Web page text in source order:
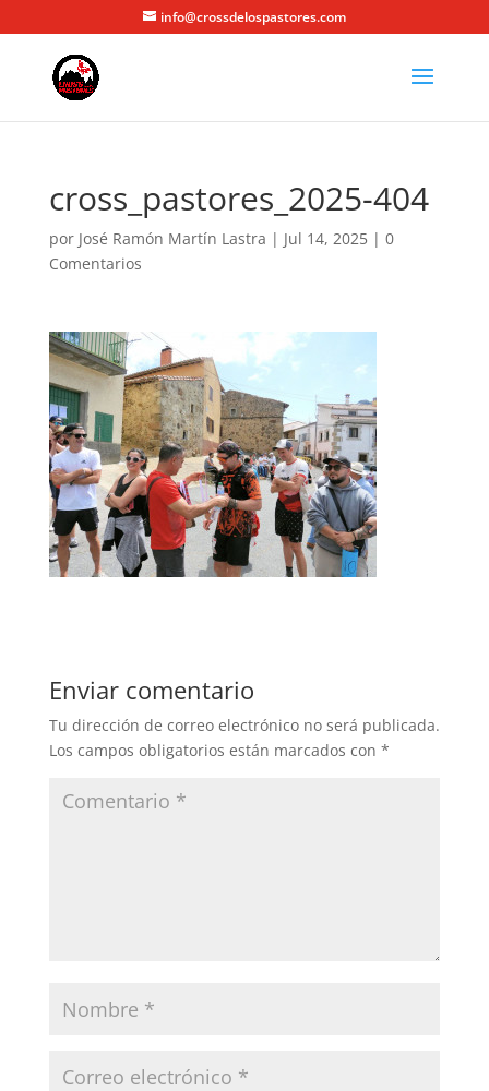
info@crossdelospastores.com
cross_pastores_2025-404
por José Ramón Martín Lastra | Jul 14, 2025| 0
Comentarios
Enviar comentario
Tu dirección de correo electrónico no será publicada.
Los campos obligatorios están marcados con *